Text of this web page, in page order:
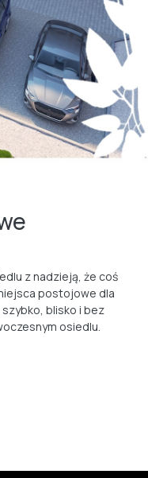
z nadzieją, że coś
postojowe dla
blisko i bez
osiedlu.